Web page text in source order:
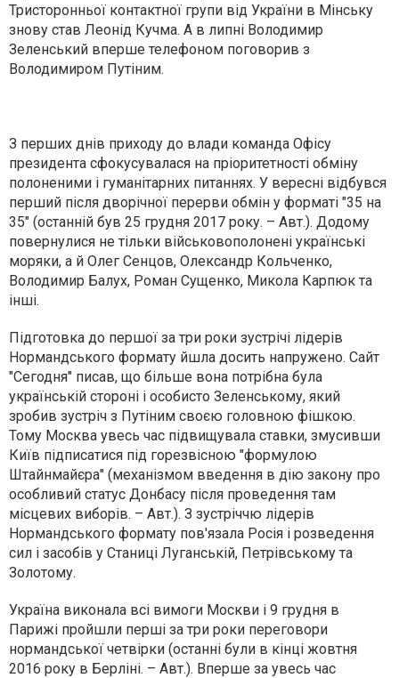
Тристоронньої контактної групи від України в Мінську
знову став Леонід Кучма. А в липні Володимир
Зеленський вперше телефоном поговорив з
Володимиром Путіним.
З перших днів приходу до влади команда Офісу
президента сфокусувалася на пріоритетності обміну
полоненими і гуманітарних питаннях. У вересні відбувся
перший після дворічної перерви обмін у форматі "35 на
35" (останній був 25 грудня 2017 року. – Авт.). Додому
повернулися не тільки військовополонені українські
моряки, а й Олег Сенцов, Олександр Кольченко,
Володимир Балух, Роман Сущенко, Микола Карпюк та
інші.
Підготовка до першої за три роки зустрічі лідерів
Нормандського формату йшла досить напружено. Сайт
"Сегодня" писав, що більше вона потрібна була
українській стороні і особисто Зеленському, який
зробив зустріч з Путіним своєю головною фішкою.
Тому Москва увесь час підвищувала ставки, змусивши
Київ підписатися під горезвісною "формулою
Штайнмайєра" (механізмом введення в дію закону про
особливий статус Донбасу після проведення там
місцевих виборів. – Авт.). З зустріччю лідерів
Нормандського формату пов'язала Росія і розведення
сил і засобів у Станиці Луганській, Петрівському та
Золотому.
Україна виконала всі вимоги Москви і 9 грудня в
Парижі пройшли перші за три роки переговори
нормандської четвірки (останні були в кінці жовтня
2016 року в Берліні. – Авт.). Вперше за увесь час